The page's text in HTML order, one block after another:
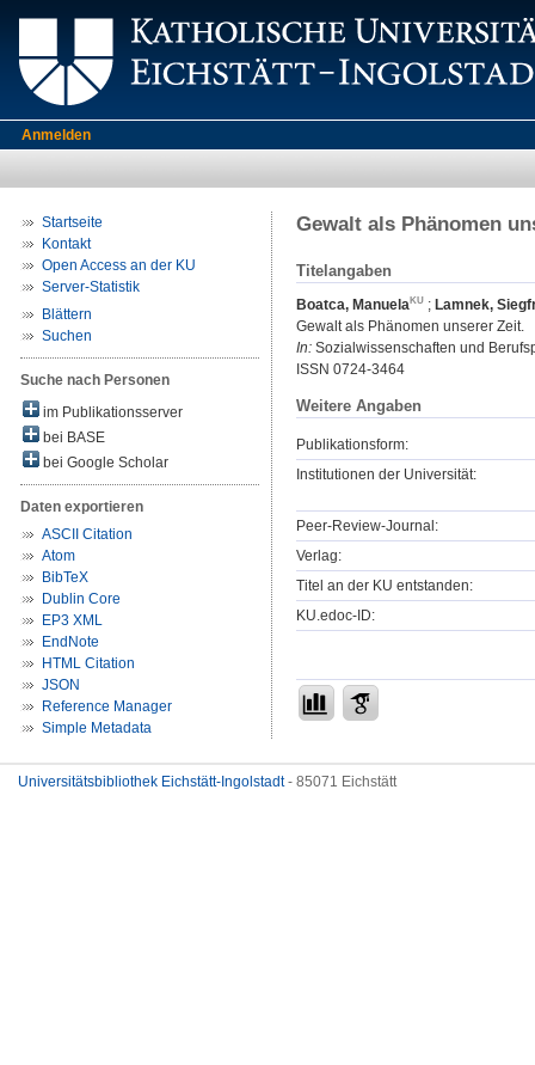
Anmelden
Startseite
Kontakt
Open Access an der KU
Server-Statistik
Blättern
Suchen
Suche nach Personen
im Publikationsserver
bei BASE
bei Google Scholar
Daten exportieren
ASCII Citation
Atom
BibTeX
Dublin Core
EP3 XML
EndNote
HTML Citation
JSON
Reference Manager
Simple Metadata
Gewalt als Phänomen
Titelangaben
Boatca, Manuela ; Lamnek,
Gewalt als Phänomen unserer Zeit.
In: Sozialwissenschaften und
ISSN 0724-3464
Weitere Angaben
Publikationsform:
Institutionen der Universität:
Peer-Review-Journal:
Verlag:
Titel an der KU entstanden:
KU.edoc-ID:
Universitätsbibliothek Eichstätt-Ingolstadt- 85071 Eichstätt